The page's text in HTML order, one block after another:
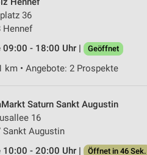
36
Hennef
09:00 - 18:00 Uhr |
Geöffnet
km • Angebote: 2 Prospekte
Saturn Sankt Augustin
16
Sankt Augustin
10:00 - 20:00 Uhr |
Öffnet in 46 Sek.